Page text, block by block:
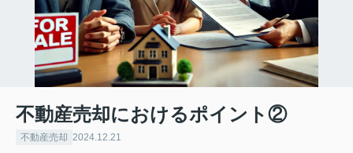
不動産売却におけるポイント②
不動産売却 2024.12.21